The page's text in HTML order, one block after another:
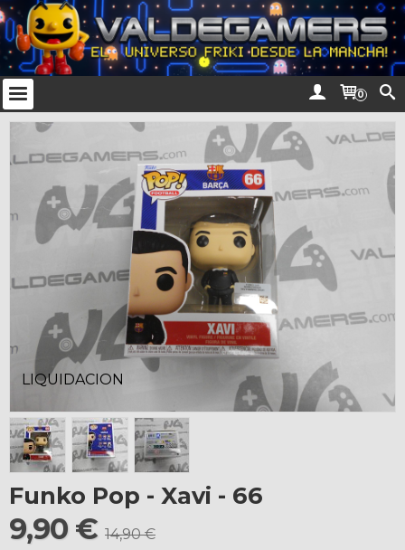
0
LIQUIDACION
Funko Pop - Xavi - 66
9,90 € 14,90 €